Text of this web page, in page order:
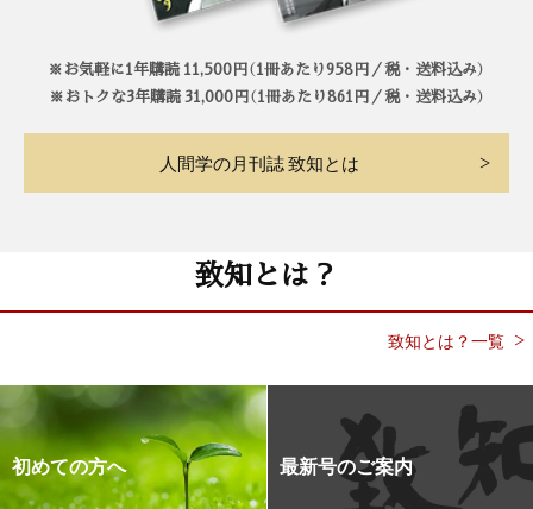
※お気軽に1年購読 11,500円（1冊あたり958円／税・送料込み）
※おトクな3年購読 31,000円（1冊あたり861円／税・送料込み）
人間学の月刊誌 致知とは
致知とは？
致知とは？一覧
初めての方へ 最新号のご案内